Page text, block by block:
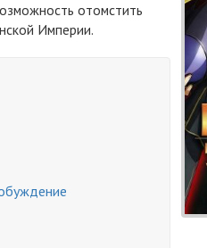
отомстить
Империи.